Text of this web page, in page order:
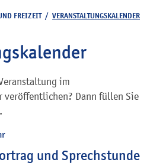
FREIZEIT/ VERANSTALTUNGSKALENDER
im
veröffentlichen? Dann füllen Sie
und Sprechstunde